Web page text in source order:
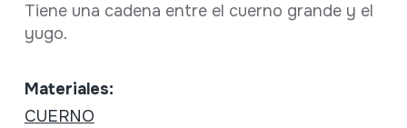
Tiene una cadena entre el cuerno grande y el
yugo.
Materiales:
CUERNO